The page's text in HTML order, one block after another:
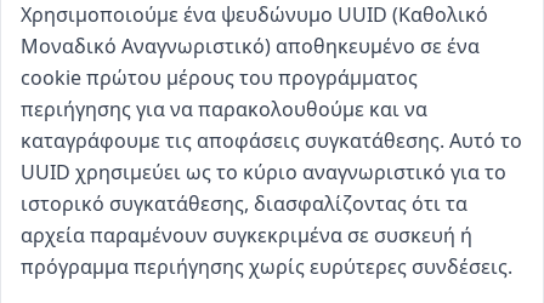
Χρησιμοποιούμε ένα ψευδώνυμο UUID (Καθολικό
Μοναδικό Αναγνωριστικό) αποθηκευμένο σε ένα
cookie πρώτου μέρους του προγράμματος
περιήγησης για να παρακολουθούμε και να
καταγράφουμε τις αποφάσεις συγκατάθεσης. Αυτό το
UUID χρησιμεύει ως το κύριο αναγνωριστικό για το
ιστορικό συγκατάθεσης, διασφαλίζοντας ότι τα
αρχεία παραμένουν συγκεκριμένα σε συσκευή ή
πρόγραμμα περιήγησης χωρίς ευρύτερες συνδέσεις.